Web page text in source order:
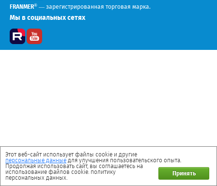
FRANMER® — зарегистрированная торговая марка.
Мы в социальных сетях
Этот веб-сайт использует файлы cookie и другие
персональные данные для улучшения пользовательского опыта.
Принять
Продолжая использовать сайт, вы соглашаетесь на
использование файлов cookie. политику
персональных данных.